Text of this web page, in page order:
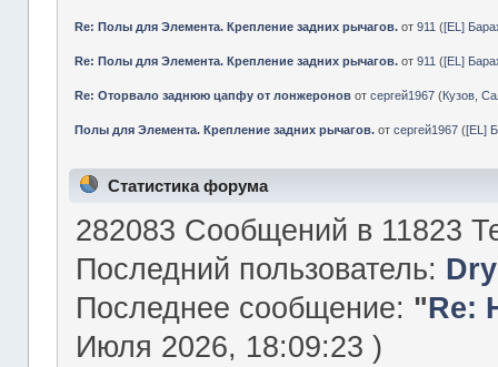
Re: Полы для Элемента. Крепление задних рычагов. от911 ([EL]
Re: Полы для Элемента. Крепление задних рычагов. от911 ([EL]
Re: Оторвало заднюю цапфу от лонжеронов отсергей1967 (Кузов,
Полы для Элемента. Крепление задних рычагов. отсергей1967 ([EL]
Статистика форума
282083 Сообщений в 11823
Последний пользователь: Dry
Последнее сообщение: "Re:
Июля 2026, 18:09:23 )